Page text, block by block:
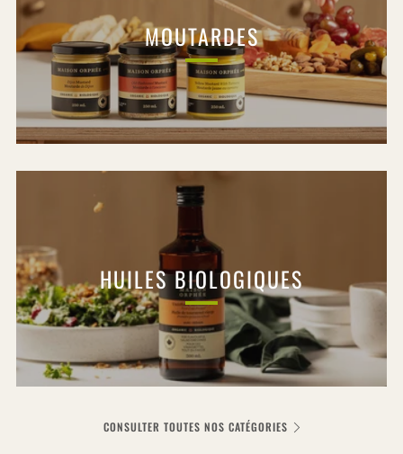
MOUTARDES
HUILES BIOLOGIQUES
CONSULTER TOUTES NOS CATÉGORIES